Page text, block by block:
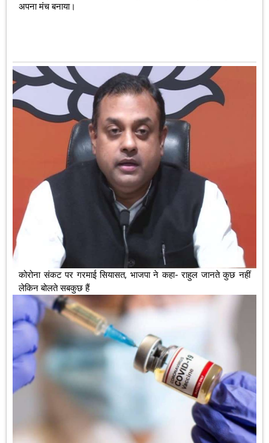
अपना मंच बनाया।
कोरोना संकट पर गरमाई सियासत, भाजपा ने कहा- राहुल जानते कुछ नहीं
लेकिन बोलते सबकुछ हैं